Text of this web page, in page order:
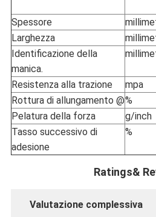
PRIVACY
Spessore
Larghezza
Identificazione della
manica.
Resistenza alla trazione mpa
Rottura di allungamento @%
Pelatura della forza
g/inch
Tasso successivo di
adesione
%
Ratings&
Valutazione complessiva